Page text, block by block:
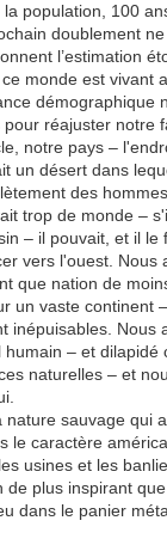
population, 100
doublement
l’estimation
monde est vivant
démographique
réajuster notre
notre pays –
un désert dans
des
trop de monde –
– il pouvait, et il le
vers l'ouest. Nous
que nation de
un vaste continent
inépuisables. Nous
– et dilapidé
naturelles – et
nature sauvage qui
le caractère
usines et les
plus inspirant
dans le panier